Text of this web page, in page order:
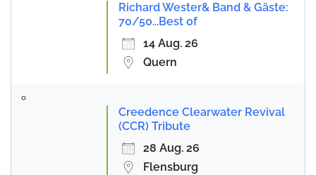
Richard Wester& Band & Gäste:
70/50...Best of
14 Aug. 26
Quern
Creedence Clearwater Revival
(CCR) Tribute
28 Aug. 26
Flensburg